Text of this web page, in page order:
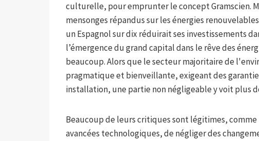
culturelle, pour emprunter le concept Gramscien.
mensonges répandus sur les énergies
un Espagnol sur dix réduirait ses investissements
l’émergence du grand capital dans le rêve des
beaucoup. Alors que le secteur majoritaire de
pragmatique et bienveillante, exigeant des
installation, une partie non négligeable y voit plus
Beaucoup de leurs critiques sont légitimes,
avancées technologiques, de négliger des